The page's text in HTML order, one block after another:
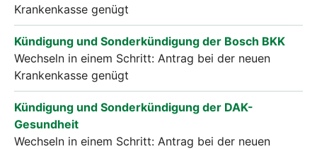
Krankenkasse genügt
Kündigung und Sonderkündigung der Bosch BKK
Wechseln in einem Schritt: Antrag bei der neuen
Krankenkasse genügt
Kündigung und Sonderkündigung der DAK-
Gesundheit
Wechseln in einem Schritt: Antrag bei der neuen